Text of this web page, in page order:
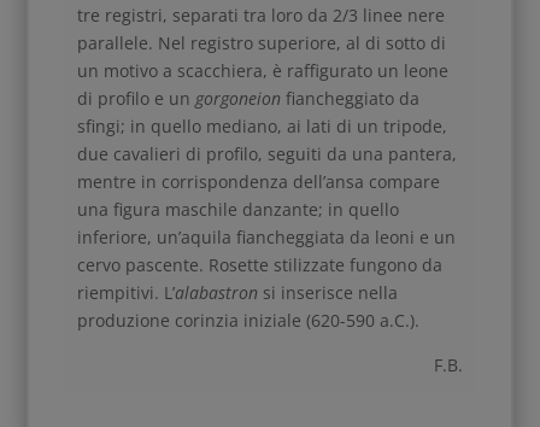
tre registri, separati tra loro da 2/3 linee nere
parallele. Nel registro superiore, al di sotto di
un motivo a scacchiera, è raffigurato un leone
di profilo e ungorgoneion fiancheggiato da
sfingi; in quello mediano, ai lati di un tripode,
due cavalieri di profilo, seguiti da una pantera,
mentre in corrispondenza dell’ansa compare
una figura maschile danzante; in quello
inferiore, un’aquila fiancheggiata da leoni e un
cervo pascente. Rosette stilizzate fungono da
riempitivi. L’alabastron si inserisce nella
produzione corinzia iniziale (620-590 a.C.).
F.B.